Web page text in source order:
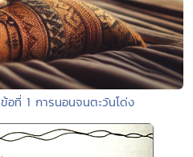
อที่ 1 การนอนจนตะวันโด่ง